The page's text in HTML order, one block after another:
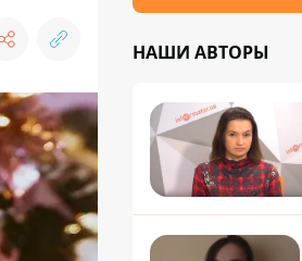
НАШИ АВТОРЫ